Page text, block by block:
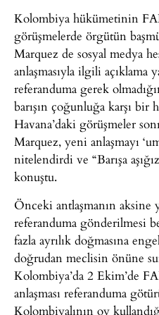
Kolombiya hükümetinin
görüşmelerde örgütün
Marquez de sosyal medya
anlaşmasıyla ilgili açıklama
referanduma gerek
barışın çoğunluğa karşı bir
Havana’daki görüşmeler
Marquez, yeni anlaşmayı
nitelendirdi ve “Barışa
konuştu.
Önceki antlaşmanın aksine
referanduma gönderilmesi
fazla ayrılık doğmasına
doğrudan meclisin önüne
Kolombiya’da 2 Ekim’de
anlaşması referanduma
Kolombiyalının oy